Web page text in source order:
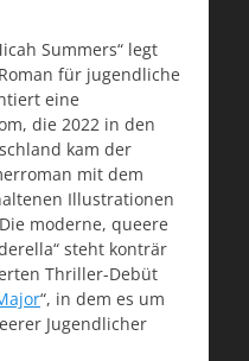
Summers“ legt
für jugendliche
eine
die 2022 in den
kam der
mit dem
Illustrationen
moderne, queere
steht konträr
Thriller-Debüt
“, in dem es um
Jugendlicher